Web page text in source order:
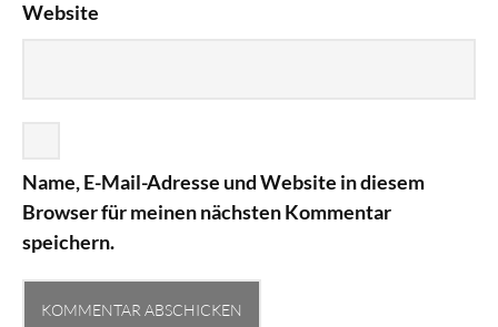
Website
Name, E-Mail-Adresse und Website in diesem
Browser für meinen nächsten Kommentar
speichern.